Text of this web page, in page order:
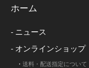
ホーム
- ニュース
- オンラインショップ
・送料・配送指定について